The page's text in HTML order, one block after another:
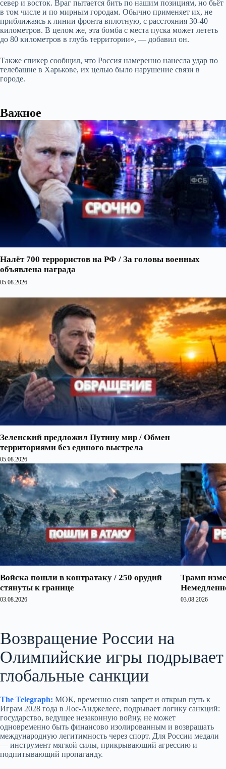
север и восток. Враг пытается бить по нашим позициям, но бьёт
в том числе и по мирным городам. Обычно применяет их, не
приближаясь к линии фронта вплотную, с расстояния 30-40
километров. В целом же, эта бомба с места пуска может лететь
до 80 километров в глубь территории», — добавил он.
Также спикер сообщил, что Россия намеренно нанесла удар по
телебашне в Харькове, их целью было нарушение связи в
городе.
Важное
Налёт 700 террористов на РФ / За головы военных
объявлена награда
05.08.2026
Зеленский предложил Путину мир / Обмен
территориями без единого выстрела
05.08.2026
Войска пошли в контратаку / 250 орудий
стянуты к границе
03.08.2026
Трамп
03.08.2026
Возвращение России на
Олимпийские игры подрывает
глобальные санкции
The Telegraph: МОК, временно сняв запрет и открыв путь к
Играм 2028 года в Лос‑Анджелесе, подрывает логику санкций:
государство, ведущее незаконную войну, не может
одновременно быть финансово изолированным и возвращать
международную легитимность через спорт. Для России медали
— инструмент мягкой силы, прикрывающий агрессию и
подпитывающий пропаганду.